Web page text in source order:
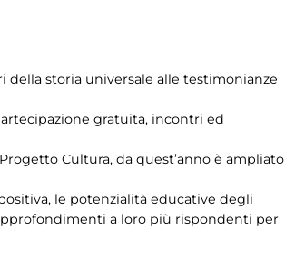
della storia universale alle testimonianze
gratuita, incontri ed
Cultura, da quest’anno è ampliato
le potenzialità educative degli
a loro più rispondenti per